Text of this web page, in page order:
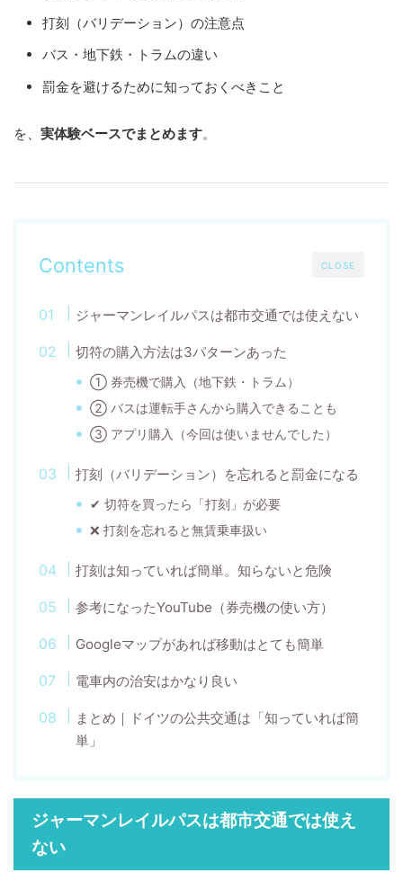
打刻（バリデーション）の注意点
バス・地下鉄・トラムの違い
罰金を避けるために知っておくべきこと
を、 実体験ベースでまとめます。
CLOSE
Contents
ジャーマンレイルパスは都市交通では使えない
切符の購入方法は3パターンあった
① 券売機で購入（地下鉄・トラム）
② バスは運転手さんから購入できることも
③ アプリ購入（今回は使いませんでした）
打刻（バリデーション）を忘れると罰金になる
✔ 切符を買ったら「打刻」が必要
❌ 打刻を忘れると無賃乗車扱い
打刻は知っていれば簡単。知らないと危険
参考になったYouTube（券売機の使い方）
Googleマップがあれば移動はとても簡単
電車内の治安はかなり良い
まとめ｜ドイツの公共交通は「知っていれば簡
単」
ジャーマンレイルパスは都市交通では使え
ない